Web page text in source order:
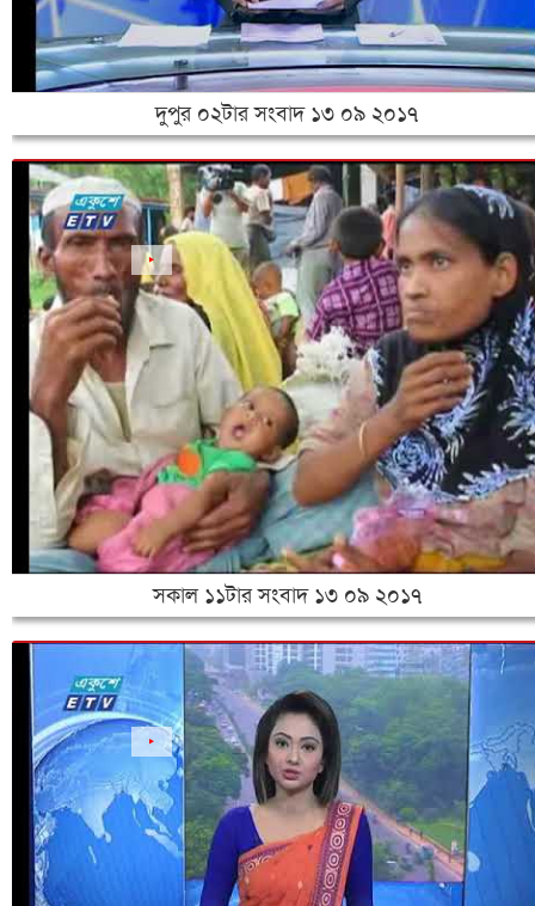
‌দুপুর ০২টার সংবাদ ১৩ ০৯ ২০১৭
সকাল ১১টার সংবাদ ১৩ ০৯ ২০১৭